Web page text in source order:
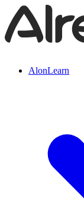
AlonLearn